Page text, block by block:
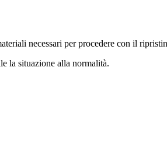
necessari per procedere con il
la situazione alla normalità.